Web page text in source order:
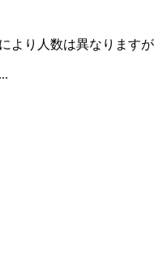
り人数は異なりますが